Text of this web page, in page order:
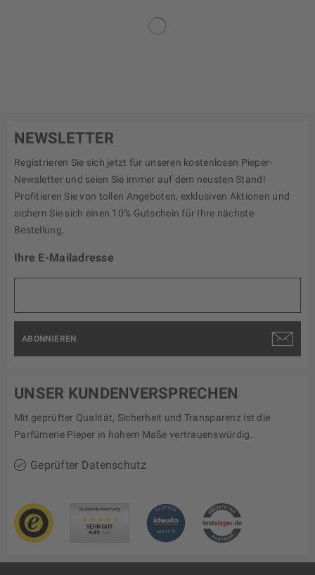
NEWSLETTER
Registrieren Sie sich jetzt für unseren kostenlosen Pieper-
Newsletter und seien Sie immer auf dem neusten Stand!
Profitieren Sie von tollen Angeboten, exklusiven Aktionen und
sichern Sie sich einen 10% Gutschein für Ihre nächste
Bestellung.
Ihre E-Mailadresse
ABONNIEREN
UNSER KUNDENVERSPRECHEN
Mit geprüfter Qualität, Sicherheit und Transparenz ist die
Parfümerie Pieper in hohem Maße vertrauenswürdig.
Geprüfter Datenschutz